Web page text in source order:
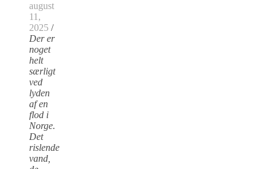
august
11,
2025 /
Der er
noget
helt
særligt
ved
lyden
af en
flod i
Norge.
Det
rislende
vand,